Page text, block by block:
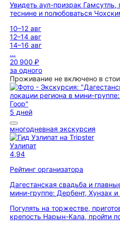
Увидеть аул-призрак Гамсутль,
теснине и полюбоваться
10–12 авг
12–14 авг
14–16 авг
...
20 900 ₽
за одного
Проживание не включено в
5 дней
многодневная экскурсия
Узлипат
4,94
Рейтинг организатора
Дагестанская свадьба и
мини-группе: Дербент, Хунзах и
Погулять на торжестве,
крепость Нарын-Кала, пройти